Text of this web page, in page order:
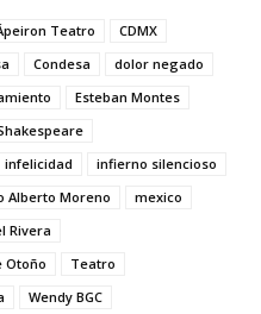
Teatro
CDMX
Condesa
dolor negado
Esteban Montes
infelicidad
infierno silencioso
Alberto Moreno
mexico
Rivera
Otoño
Teatro
Wendy BGC